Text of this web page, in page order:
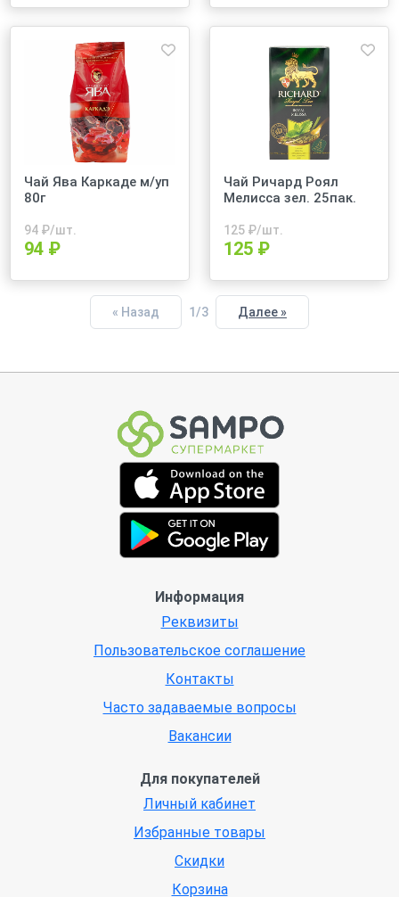
Чай Ява Каркаде м/уп
80г
94 ₽/шт.
94 ₽
Чай Ричард Роял
Мелисса зел. 25пак.
125 ₽/шт.
125 ₽
« Назад 1/3 Далее »
Информация
Реквизиты
Пользовательское соглашение
Контакты
Часто задаваемые вопросы
Вакансии
Для покупателей
Личный кабинет
Избранные товары
Скидки
Корзина